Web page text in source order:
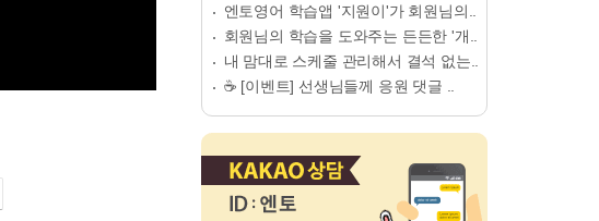
엔토영어 학습앱 '지원이'가 회원님의..
회원님의 학습을 도와주는 든든한 '개..
내 맘대로 스케줄 관리해서 결석 없는..
☕ [이벤트] 선생님들께 응원 댓글 ..